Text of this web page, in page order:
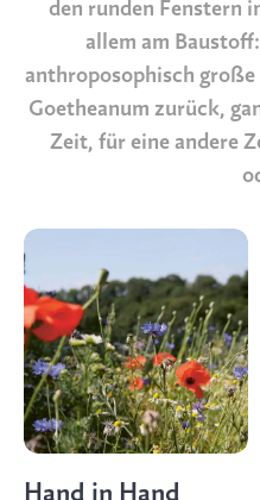
den runden Fenstern
allem am
anthroposophisch große
Goetheanum zurück,
Zeit, für eine andere
Hand in Hand